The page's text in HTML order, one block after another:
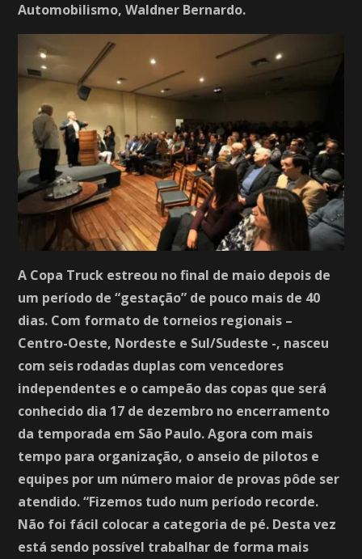
Automobilismo, Waldner Bernardo.
A Copa Truck estreou no final de maio depois de
um período de “gestação” de pouco mais de 40
dias. Com formato de torneios regionais –
Centro-Oeste, Nordeste e Sul/Sudeste -, nasceu
com seis rodadas duplas com vencedores
independentes e o campeão das copas que será
conhecido dia 17 de dezembro no encerramento
da temporada em São Paulo. Agora com mais
tempo para organização, o anseio de pilotos e
equipes por um número maior de provas pôde ser
atendido. “Fizemos tudo num período recorde.
Não foi fácil colocar a categoria de pé. Desta vez
está sendo possível trabalhar de forma mais